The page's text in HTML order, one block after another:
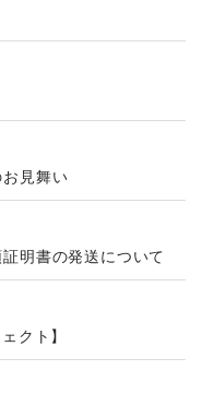
見舞い
明書の発送について
クト】